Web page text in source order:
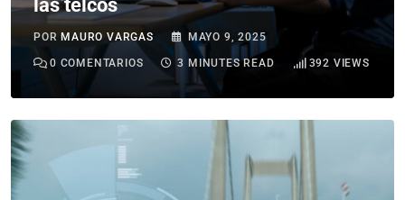
las telcos
PORMAURO VARGAS MAYO 9, 2025
0 COMENTARIOS 3 MINUTES READ 392 VIEWS